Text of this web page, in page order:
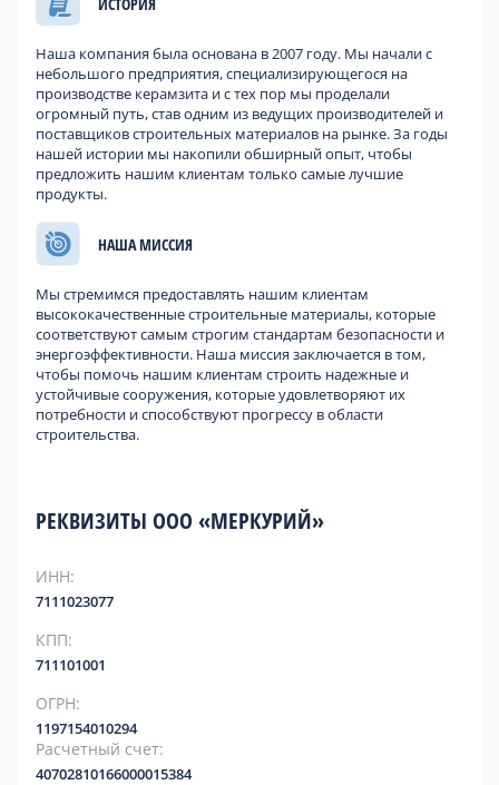
Наша компания была основана в 2007 году. Мы начали с
небольшого предприятия, специализирующегося на
производстве керамзита и с тех пор мы проделали
огромный путь, став одним из ведущих производителей и
поставщиков строительных материалов на рынке. За годы
нашей истории мы накопили обширный опыт, чтобы
предложить нашим клиентам только самые лучшие
продукты.
НАША МИССИЯ
Мы стремимся предоставлять нашим клиентам
высококачественные строительные материалы, которые
соответствуют самым строгим стандартам безопасности и
энергоэффективности. Наша миссия заключается в том,
чтобы помочь нашим клиентам строить надежные и
устойчивые сооружения, которые удовлетворяют их
потребности и способствуют прогрессу в области
строительства.
РЕКВИЗИТЫ ООО «МЕРКУРИЙ»
ИНН:
7111023077
КПП:
711101001
ОГРН:
1197154010294
Расчетный счет:
40702810166000015384